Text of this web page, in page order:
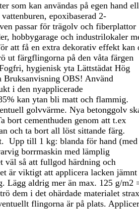
som kan användas på egen hand
epoxibaserad 2-
passar för trägolv och fiberplattor
hobbygarage och industrilokaler
att få en extra dekorativ effekt kan
ut färgflingorna på den våta färgen
hygienisk yta Lättstädat Hög
Bruksanvisning OBS! Använd
i den nyapplicerade
kan ytan bli matt och flammig.
golvvärme. Nya betonggolv
bort cementhuden genom att t.ex
och ta bort all löst sittande färg.
Upp till 1 kg: blanda för hand (med
borrmaskin med lämplig
väl så att fullgod härdning och
är viktigt att applicera lacken jämnt
Lägg aldrig mer än max. 125 g/m2
dem i det ohärdade materialet strax
flingorna är på plats.